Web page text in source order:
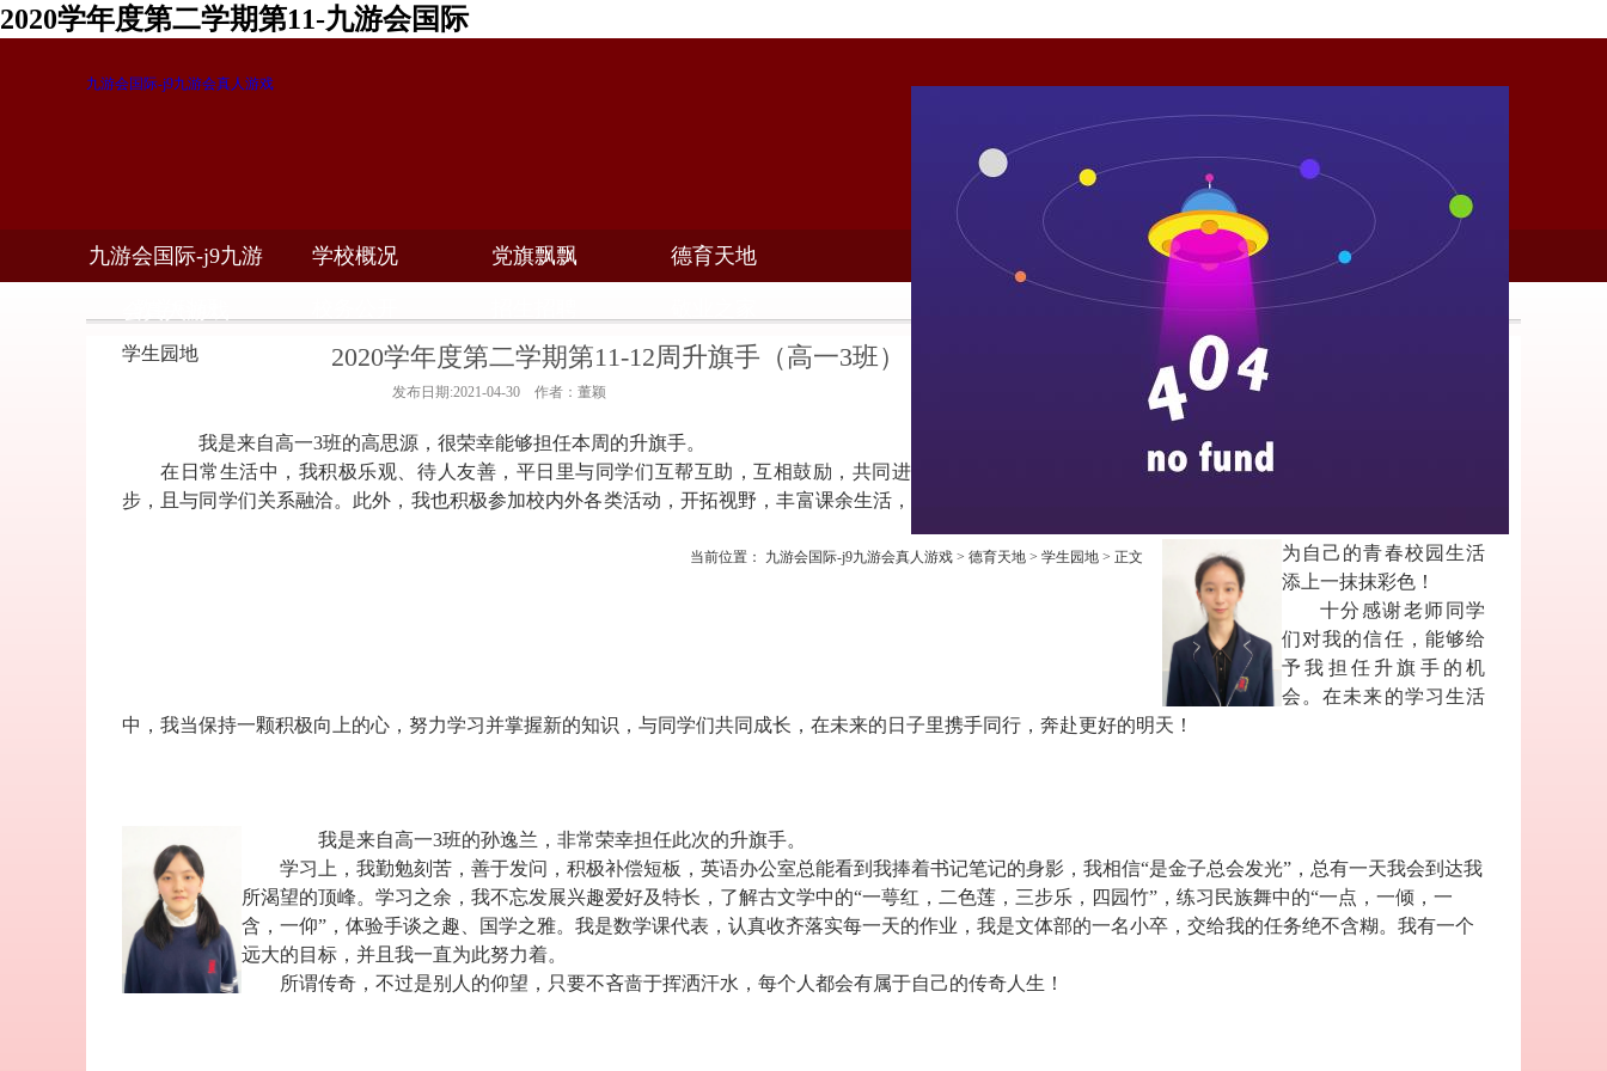
2020学年度第二学期第11-九游会国际
九游会国际-j9九游会真人游戏
九游会国际-j9九游 学校概况 党旗飘飘 德育天地
学生园地
当前位置： 九游会国际-j9九游会真人游戏 > 德育天地 > 学生园地 > 正文
2020学年度第二学期第11-12周升旗手（高一3班）
发布日期:2021-04-30 作者：董颖
我是来自高一3班的高思源，很荣幸能够担任本周的升旗手。
在日常生活中，我积极乐观、待人友善，平日里与同学们互帮互助，互相鼓励，共同进
步，且与同学们关系融洽。此外，我也积极参加校内外各类活动，开拓视野，丰富课余生活，
为自己的青春校园生活
添上一抹抹彩色！
十分感谢老师同学
们对我的信任，能够给
予我担任升旗手的机
会。在未来的学习生活
中，我当保持一颗积极向上的心，努力学习并掌握新的知识，与同学们共同成长，在未来的日子里携手同行，奔赴更好的明天！
我是来自高一3班的孙逸兰，非常荣幸担任此次的升旗手。
学习上，我勤勉刻苦，善于发问，积极补偿短板，英语办公室总能看到我捧着书记笔记的身影，我相信“是金子总会发光”，总有一天我会到达我
所渴望的顶峰。学习之余，我不忘发展兴趣爱好及特长，了解古文学中的“一萼红，二色莲，三步乐，四园竹”，练习民族舞中的“一点，一倾，一
含，一仰”，体验手谈之趣、国学之雅。我是数学课代表，认真收齐落实每一天的作业，我是文体部的一名小卒，交给我的任务绝不含糊。我有一个
远大的目标，并且我一直为此努力着。
所谓传奇，不过是别人的仰望，只要不吝啬于挥洒汗水，每个人都会有属于自己的传奇人生！